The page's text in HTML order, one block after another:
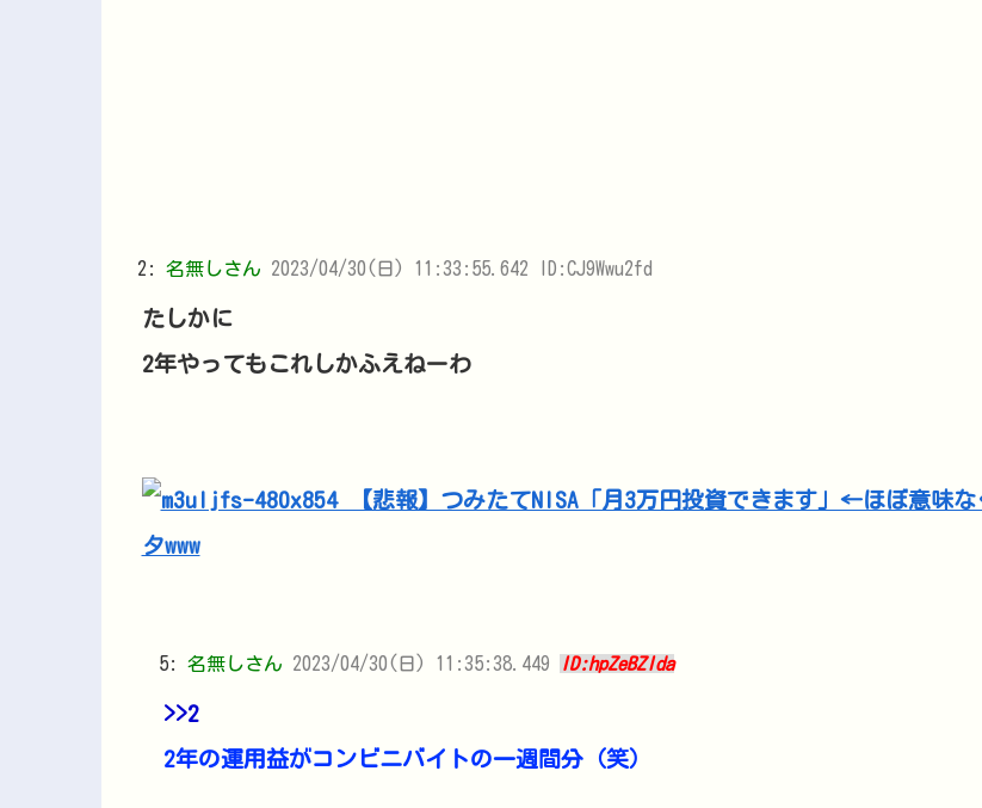
2: 名無しさん 2023/04/30(日) 11:33:55.642 ID:CJ9Wwu2fd
たしかに
2年やってもこれしかふえねーわ
5: 名無しさん 2023/04/30(日) 11:35:38.449 ID:hpZeBZlda
>>2
2年の運用益がコンビニバイトの一週間分（笑）